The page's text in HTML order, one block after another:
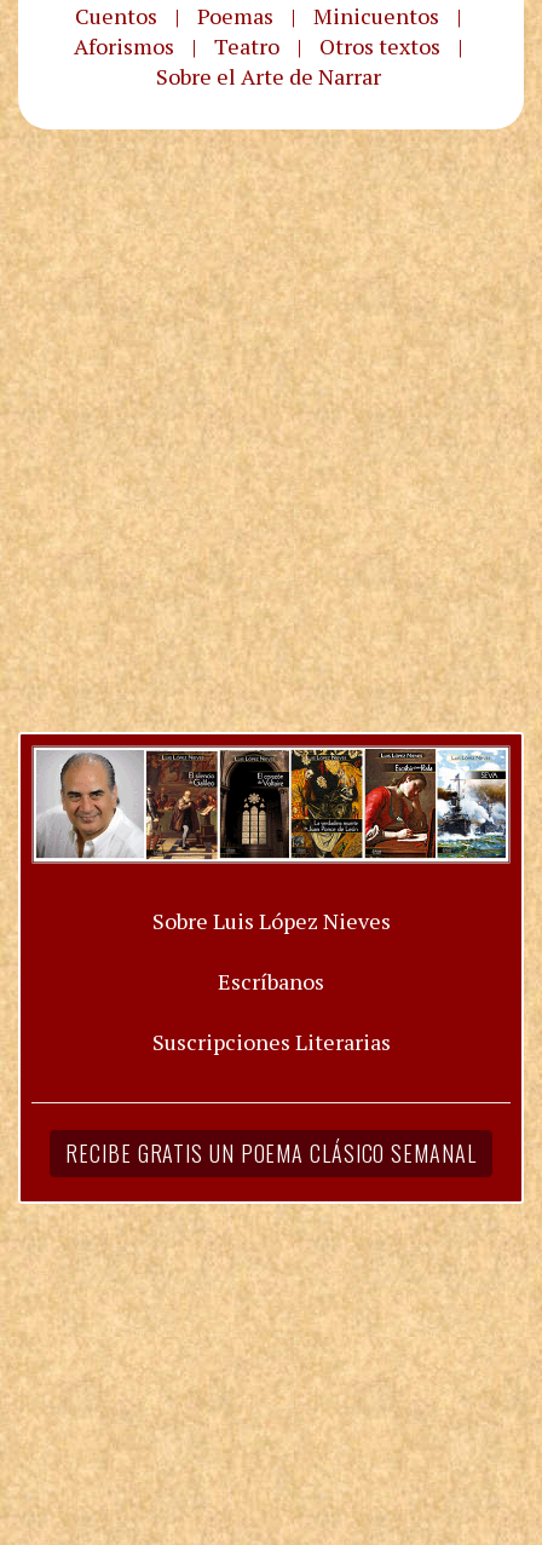
Cuentos | Poemas | Minicuentos
|
Aforismos
| Teatro | Otros textos
|
Sobre el Arte de Narrar
Sobre Luis López Nieves
Escríbanos
Suscripciones Literarias
RECIBE GRATIS UN POEMA CLÁSICO SEMANAL